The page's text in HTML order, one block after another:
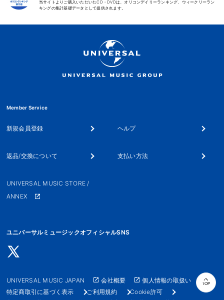
TOP
当サイトよりご購入いただいたCD・DVDは、オリコンデイリーランキング、ウィークリーラン
キングの集計基礎データとして提供されます。
Member Service
新規会員登録 ヘルプ
返品/交換について 支払い方法
UNIVERSAL MUSIC STORE /
ANNEX
ユニバーサルミュージックオフィシャルSNS
UNIVERSAL MUSIC JAPAN 会社概要
個人情報の取扱い
特定商取引に基づく表示
ご利用規約 Cookie許可